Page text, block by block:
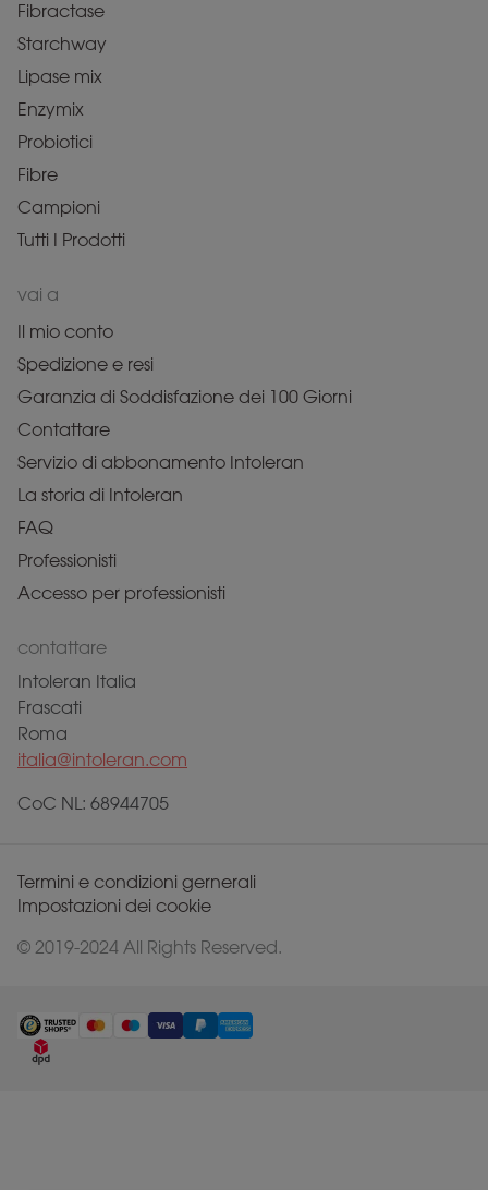
Fibractase
Starchway
Lipase mix
Enzymix
Probiotici
Fibre
Campioni
Tutti I Prodotti
vai a
Il mio conto
Spedizione e resi
Garanzia di Soddisfazione dei 100 Giorni
Contattare
Servizio di abbonamento Intoleran
La storia di Intoleran
FAQ
Professionisti
Accesso per professionisti
contattare
Intoleran Italia
Frascati
Roma
italia@intoleran.com
CoC NL: 68944705
© 2019-2024 All Rights Reserved.
Termini e condizioni gernerali
Impostazioni dei cookie